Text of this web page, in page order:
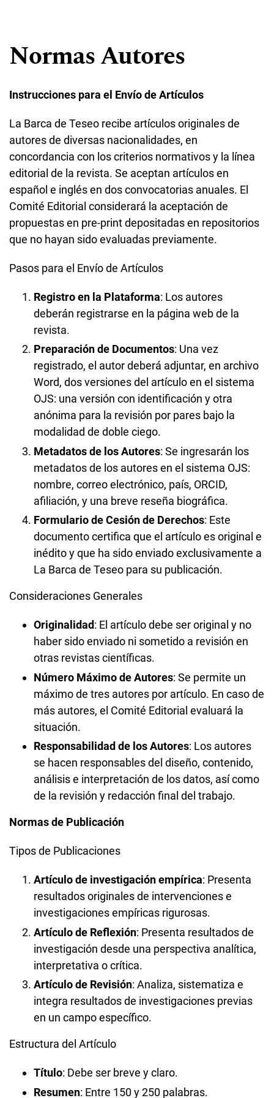
Normas Autores
Instrucciones para el Envío de Artículos
La Barca de Teseo recibe artículos originales de
autores de diversas nacionalidades, en
concordancia con los criterios normativos y la línea
editorial de la revista. Se aceptan artículos en
español e inglés en dos convocatorias anuales. El
Comité Editorial considerará la aceptación de
propuestas en pre-print depositadas en repositorios
que no hayan sido evaluadas previamente.
Pasos para el Envío de Artículos
Registro en la Plataforma: Los autores
deberán registrarse en la página web de la
revista.
Preparación de Documentos: Una vez
registrado, el autor deberá adjuntar, en archivo
Word, dos versiones del artículo en el sistema
OJS: una versión con identificación y otra
anónima para la revisión por pares bajo la
modalidad de doble ciego.
Metadatos de los Autores: Se ingresarán los
metadatos de los autores en el sistema OJS:
nombre, correo electrónico, país, ORCID,
afiliación, y una breve reseña biográfica.
Formulario de Cesión de Derechos: Este
documento certifica que el artículo es original e
inédito y que ha sido enviado exclusivamente a
La Barca de Teseo para su publicación.
Consideraciones Generales
Originalidad: El artículo debe ser original y no
haber sido enviado ni sometido a revisión en
otras revistas científicas.
Número Máximo de Autores: Se permite un
máximo de tres autores por artículo. En caso de
más autores, el Comité Editorial evaluará la
situación.
Responsabilidad de los Autores: Los autores
se hacen responsables del diseño, contenido,
análisis e interpretación de los datos, así como
de la revisión y redacción final del trabajo.
Normas de Publicación
Tipos de Publicaciones
Artículo de investigación empírica: Presenta
resultados originales de intervenciones e
investigaciones empíricas rigurosas.
Artículo de Reflexión: Presenta resultados de
investigación desde una perspectiva analítica,
interpretativa o crítica.
Artículo de Revisión: Analiza, sistematiza e
integra resultados de investigaciones previas
en un campo específico.
Estructura del Artículo
Título: Debe ser breve y claro.
Resumen: Entre 150 y 250 palabras.